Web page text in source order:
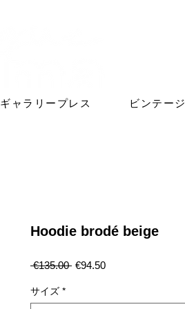
ギャラリープレス ビンテージ
Hoodie brodé beige
€135.00 通
格
€94.50セ
価
サイズ *